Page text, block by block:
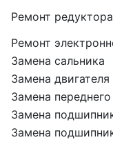
Ремонт редуктора
Ремонт
Замена сальника
Замена двигателя
Замена
Замена
Замена